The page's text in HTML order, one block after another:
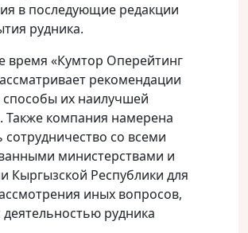
в последующие редакции
рудника.
время «Кумтор Оперейтинг
рекомендации
их наилучшей
Также компания намерена
со всеми
министерствами и
Кыргызской Республики для
иных вопросов,
деятельностью рудника